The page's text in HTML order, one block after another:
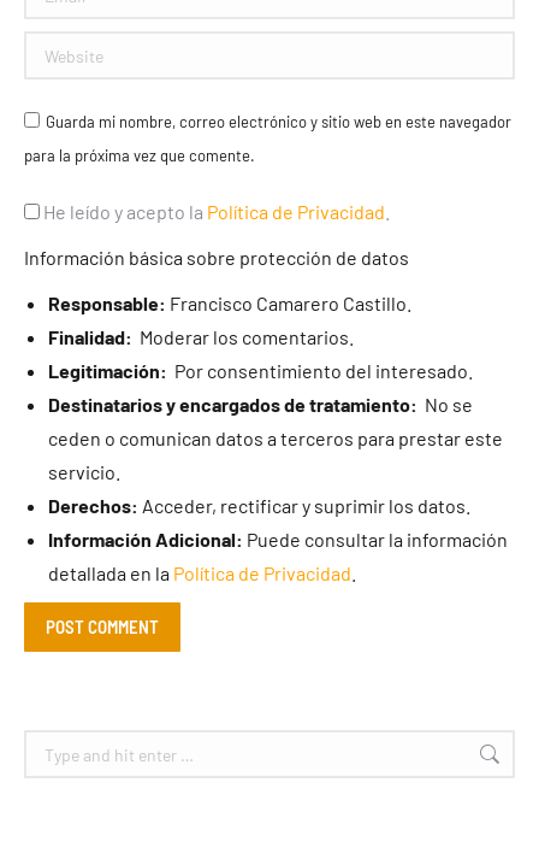
Website
Guarda mi nombre, correo electrónico y sitio web en este navegador
para la próxima vez que comente.
He leído y acepto la Política de Privacidad
Información básica sobre protección de datos
Responsable: Francisco Camarero Castillo.
Finalidad: Moderar los comentarios.
Legitimación: Por consentimiento del interesado.
Destinatarios y encargados de tratamiento: No se
ceden o comunican datos a terceros para prestar este
servicio.
Derechos: Acceder, rectificar y suprimir los datos.
Información Adicional: Puede consultar la información
detallada en la Política de Privacidad
POST COMMENT
Search: